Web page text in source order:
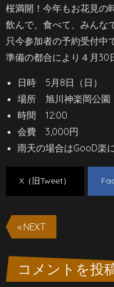
桜満開！今年もお花見の
飲んで、食べて、みんな
只今参加者の予約受付中
準備の都合により４月30
日時 5月8日（日）
場所 旭川神楽岡公園
時間 12:00
会費 3,000円
雨天の場合はGooD楽
X（旧Tweet）
« NEXT
コメントを投